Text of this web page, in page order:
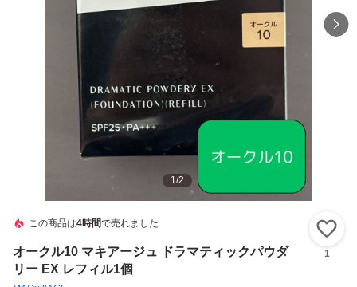
1/2
この商品は4時間で売れました
オークル10 マキアージュ ドラマティックパウダ
リー EX レフィル1個
1